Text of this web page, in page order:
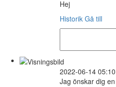
Hej
Historik Gå till
2022-06-14 05:10
Jag önskar dig